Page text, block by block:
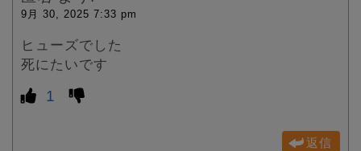
9月 30, 2025 7:33 pm
ヒューズでした
死にたいです
1
返信